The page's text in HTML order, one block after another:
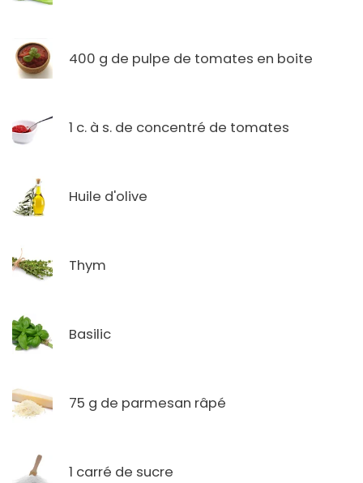
400 g de pulpe de tomates en boite
1 c. à s. de concentré de tomates
Huile d'olive
Thym
Basilic
75 g de parmesan râpé
1 carré de sucre